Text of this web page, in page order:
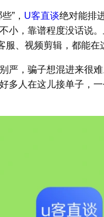
”， U客直谈绝对能排
小，靠谱程度没话说
服、视频剪辑，都能在
严，骗子想混进来很
多人在这儿接单子，